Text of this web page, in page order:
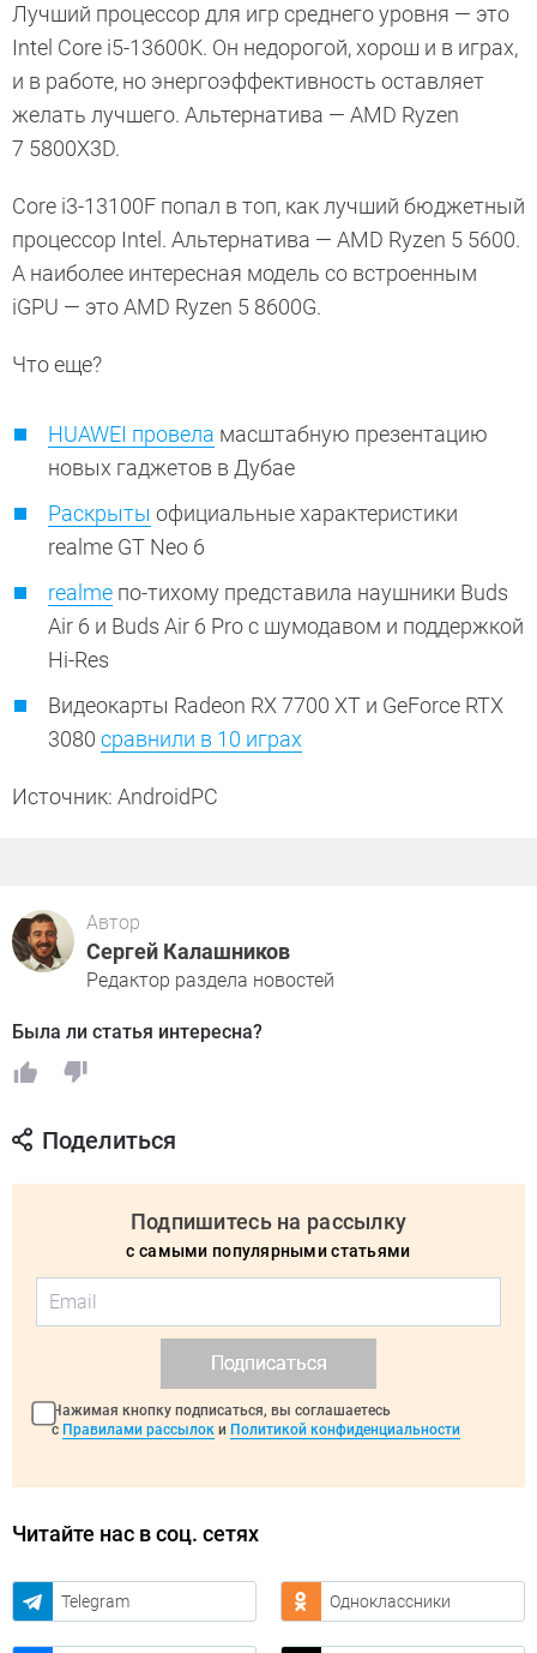
Лучший процессор для игр среднего уровня — это
Intel Core i5-13600K. Он недорогой, хорош и в играх,
и в работе, но энергоэффективность оставляет
желать лучшего. Альтернатива — AMD Ryzen
7 5800X3D.
Core i3-13100F попал в топ, как лучший бюджетный
процессор Intel. Альтернатива — AMD Ryzen 5 5600.
А наиболее интересная модель со встроенным
iGPU — это AMD Ryzen 5 8600G.
Что еще?
HUAWEI провела масштабную презентацию
новых гаджетов в Дубае
Раскрыты официальные характеристики
realme GT Neo 6
realme по-тихому представила наушники Buds
Air 6 и Buds Air 6 Pro с шумодавом и поддержкой
Hi-Res
Видеокарты Radeon RX 7700 XT и GeForce RTX
3080 сравнили в 10 играх
Источник: AndroidPC
Автор
Сергей Калашников
Редактор раздела новостей
Была ли статья интересна?
Поделиться
Подпишитесь на рассылку
с самыми популярными статьями
Подписаться
Нажимая кнопку подписаться, вы соглашаетесь
с Правилами рассылок и Политикой конфиденциальности
Читайте нас в соц. сетях
Telegram Одноклассники